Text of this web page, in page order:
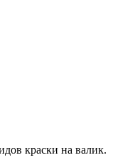
краски на валик.